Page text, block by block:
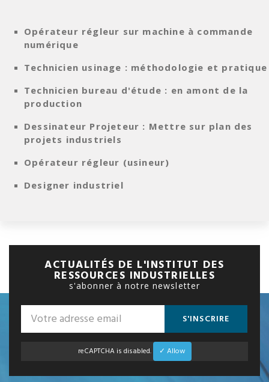
Opérateur régleur sur machine à commande
numérique
Technicien usinage : méthodologie et pratique
Technicien bureau d'étude : en amont de la
production
Dessinateur Projeteur : Mettre sur plan des
projets industriels
Opérateur régleur (usineur)
Designer industriel
ACTUALITÉS DE L'INSTITUT DES
RESSOURCES INDUSTRIELLES
s'abonner à notre newsletter
S'INSCRIRE
reCAPTCHA is disabled. ✓ Allow